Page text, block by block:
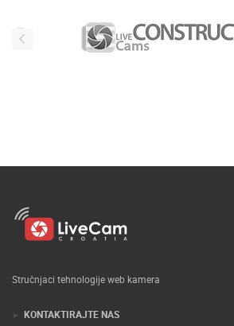
Stručnjaci tehnologije web kamera
KONTAKTIRAJTE NAS